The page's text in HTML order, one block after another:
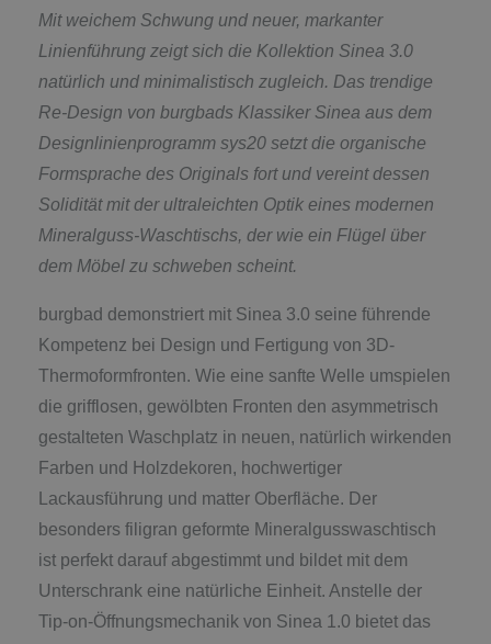
Mit weichem Schwung und neuer, markanter
Linienführung zeigt sich die Kollektion Sinea 3.0
natürlich und minimalistisch zugleich. Das trendige
Re-Design von burgbads Klassiker Sinea aus dem
Designlinienprogramm sys20 setzt die organische
Formsprache des Originals fort und vereint dessen
Solidität mit der ultraleichten Optik eines modernen
Mineralguss-Waschtischs, der wie ein Flügel über
dem Möbel zu schweben scheint.
burgbad demonstriert mit Sinea 3.0 seine führende
Kompetenz bei Design und Fertigung von 3D-
Thermoformfronten. Wie eine sanfte Welle umspielen
die grifflosen, gewölbten Fronten den asymmetrisch
gestalteten Waschplatz in neuen, natürlich wirkenden
Farben und Holzdekoren, hochwertiger
Lackausführung und matter Oberfläche. Der
besonders filigran geformte Mineralgusswaschtisch
ist perfekt darauf abgestimmt und bildet mit dem
Unterschrank eine natürliche Einheit. Anstelle der
Tip-on-Öffnungsmechanik von Sinea 1.0 bietet das